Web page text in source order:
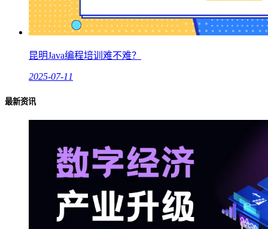
昆明Java编程培训难不难？
2025-07-11
最新资讯